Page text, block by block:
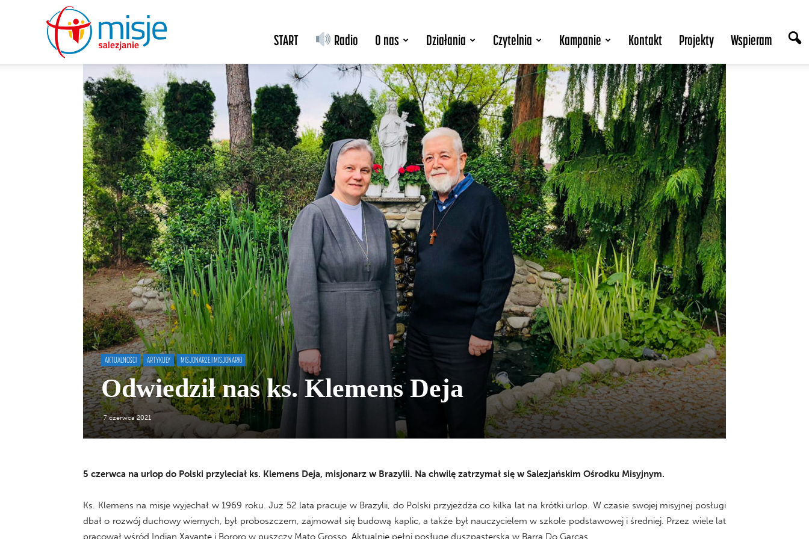
salezjanie
START Radio O nas Działania Czytelnia Kampanie Kontakt Projekty Wspieram
AKTUALNOŚCI ARTYKUŁY MISJONARZE I MISJONARKI
Odwiedził nas ks. Klemens Deja
7 czerwca 2021
5 czerwca na urlop do Polski przyleciał ks. Klemens Deja, misjonarz w Brazylii. Na chwilę zatrzymał się w Salezjańskim Ośrodku Misyjnym.
Ks. Klemens na misje wyjechał w 1969 roku. Już 52 lata pracuje w Brazylii, do Polski przyjeżdża co kilka lat na krótki urlop. W czasie swojej misyjnej posługi
dbał o rozwój duchowy wiernych, był proboszczem, zajmował się budową kaplic, a także był nauczycielem w szkole podstawowej i średniej. Przez wiele lat
pracował wśród Indian Xavante i Bororo w puszczy Mato Grosso. Aktualnie pełni posługę duszpasterską w Barra Do Garcas.